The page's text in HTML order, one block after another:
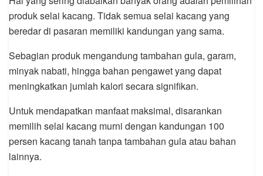
produk selai kacang. Tidak semua selai kacang yang
beredar di pasaran memiliki kandungan yang sama.
Sebagian produk mengandung tambahan gula, garam,
minyak nabati, hingga bahan pengawet yang dapat
meningkatkan jumlah kalori secara signifikan.
Untuk mendapatkan manfaat maksimal, disarankan
memilih selai kacang murni dengan kandungan 100
persen kacang tanah tanpa tambahan gula atau bahan
lainnya.